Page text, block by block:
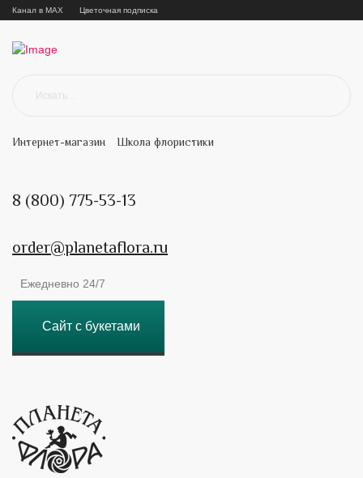
Канал в MAX Цветочная подписка
Интернет-магазин Школа флористики
8 (800) 775-53-13
order@planetaflora.ru
Ежедневно 24/7
Сайт с букетами